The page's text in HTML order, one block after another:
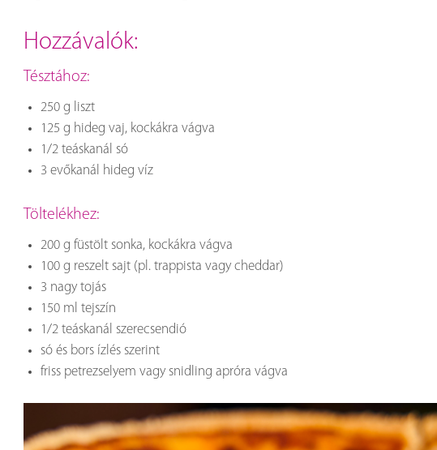
hozzávalók:
Tésztához:
250 g liszt
125 g hideg vaj, kockákra vágva
1/2 teáskanál só
3 evőkanál hideg víz
Töltelékhez:
200 g füstölt sonka, kockákra vágva
100 g reszelt sajt (pl. trappista vagy cheddar)
3 nagy tojás
150 ml tejszín
1/2 teáskanál szerecsendió
só és bors ízlés szerint
friss petrezselyem vagy snidling apróra vágva